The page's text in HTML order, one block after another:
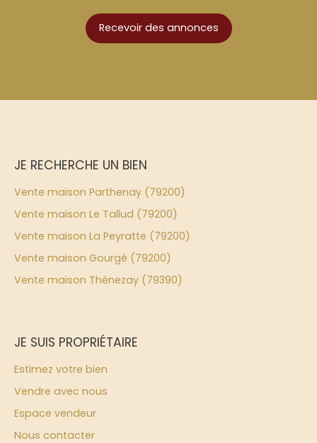
Recevoir des annonces
JE RECHERCHE UN BIEN
Vente maison Parthenay (79200)
Vente maison Le Tallud (79200)
Vente maison La Peyratte (79200)
Vente maison Gourgé (79200)
Vente maison Thénezay (79390)
JE SUIS PROPRIÉTAIRE
Estimez votre bien
Vendre avec nous
Espace vendeur
Nous contacter